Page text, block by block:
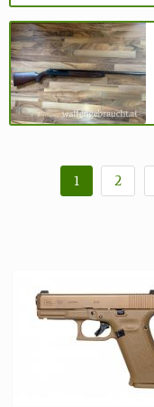
1 2